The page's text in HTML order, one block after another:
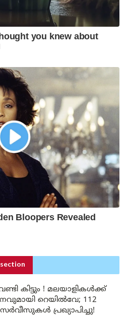
വണ്ടി കിട്ടും ! മലയാളികൾക്ക്
റെയിൽവേ; 112
പ്രഖ്യാപിച്ചു!